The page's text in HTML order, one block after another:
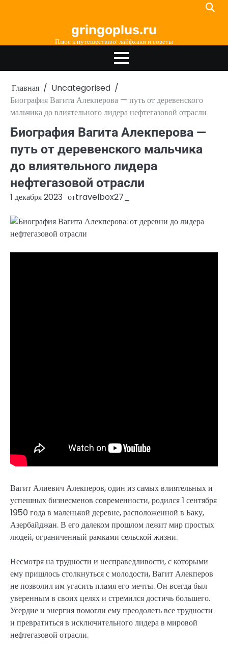
gringoplus.ru
Плюс к путешествию: лайфхаки и советы
Главная
Uncategorised
Биография Вагита Алекперова — путь от деревенского
мальчика до влиятельного лидера нефтегазовой отрасли
Биография Вагита Алекперова —
путь от деревенского мальчика
до влиятельного лидера
нефтегазовой отрасли
1 декабря 2023 отtravelbox27_
Вагит Алиевич Алекперов, один из самых влиятельных и
успешных бизнесменов современности, родился 1 сентября
1950 года в маленькой деревне, расположенной в Баку,
Азербайджан. В его далеком прошлом лежит мир простых
людей, ограниченный рамками сельской жизни.
Несмотря на трудности и несправедливости, с которыми
ему пришлось столкнуться с молодости, Вагит Алекперов
не позволил им угасить пламя его мечты. Он всегда был
уверенным в своих целях и стремился достичь большего.
Усердие и энергия помогли ему преодолеть все трудности
и превратиться в исключительного лидера в мировой
нефтегазовой отрасли.